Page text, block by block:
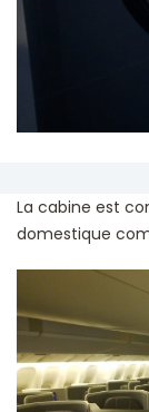
La cabine est
domestique